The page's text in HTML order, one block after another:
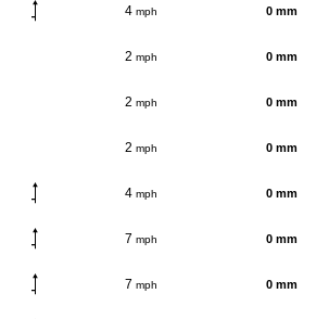
4 mph 0 mm
2 mph 0 mm
2 mph 0 mm
2 mph 0 mm
4 mph 0 mm
7 mph 0 mm
7 mph 0 mm